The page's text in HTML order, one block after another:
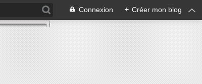
Connexion + Créer mon blog